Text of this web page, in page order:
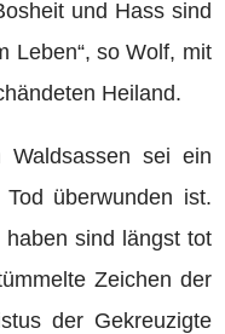
und Hass sind
Leben“, so Wolf, mit
Heiland.
Waldsassen sei ein
überwunden ist.
sind längst tot
Zeichen der
der Gekreuzigte